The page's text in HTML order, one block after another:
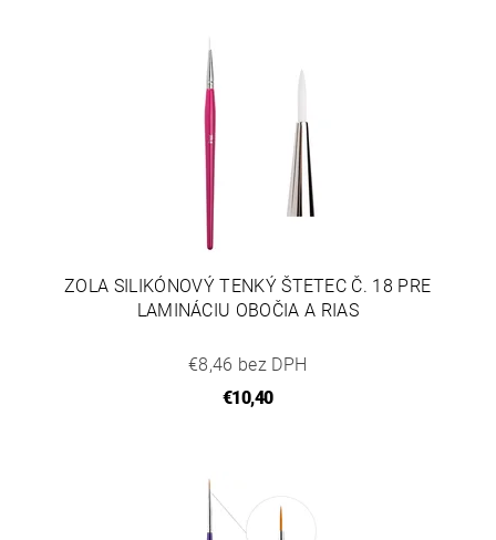
ZOLA SILIKÓNOVÝ TENKÝ ŠTETEC Č. 18 PRE
LAMINÁCIU OBOČIA A RIAS
€8,46 bez DPH
€10,40